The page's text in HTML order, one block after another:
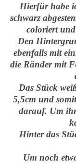
Hierfür habe
schwarz
coloriert
Den
ebenfalls mit
die Ränder mit
Das Stück
5,5cm und
darauf. Um
Hinter das
Um noch